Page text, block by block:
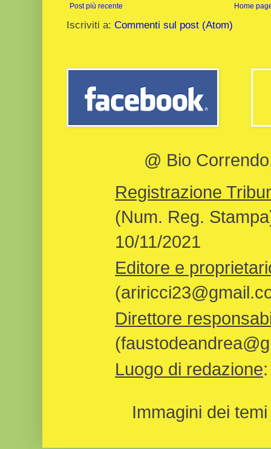
Post più recente Home
Iscriviti a: Commenti sul post (Atom)
@ Bio
Registrazione
(Num. Reg.
10/11/2021
Editore e
Direttore
Luogo di redazione
Immagini dei